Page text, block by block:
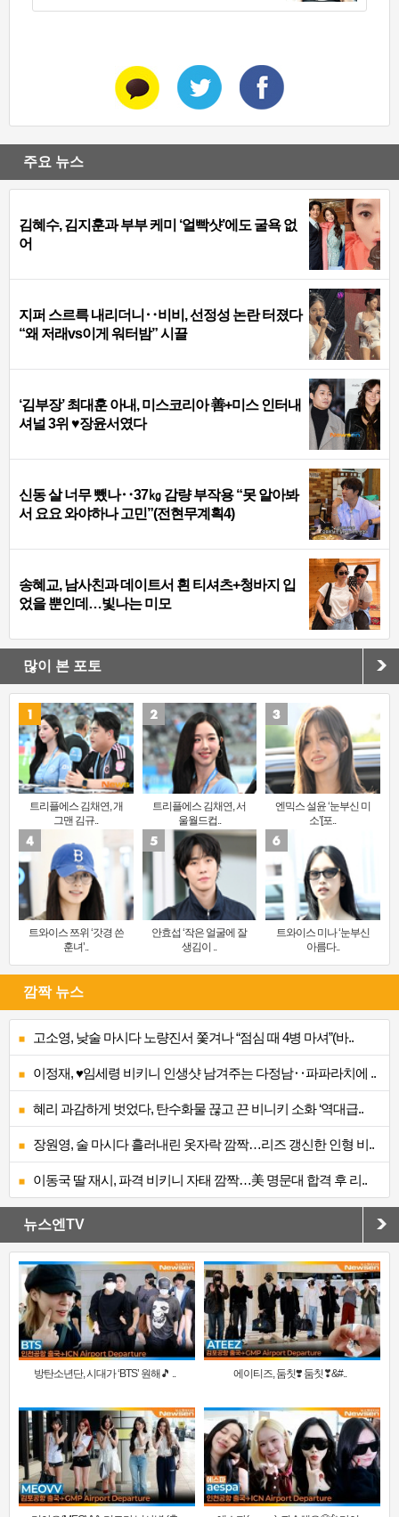
주요 뉴스
김혜수, 김지훈과 부부 케미 ‘얼빡샷’에도 굴욕 없
어
지퍼 스르륵 내리더니‥비비, 선정성 논란 터졌다
“왜 저래vs이게 워터밤” 시끌
‘김부장’ 최대훈 아내, 미스코리아 善+미스 인터내
셔널 3위 ♥장윤서였다
신동 살 너무 뺐나‥37㎏ 감량 부작용 “못 알아봐
서 요요 와야하나 고민”(전현무계획4)
송혜교, 남사친과 데이트서 흰 티셔츠+청바지 입
었을 뿐인데…빛나는 미모
많이 본 포토
트리플에스 김채연, 개
그맨 김규..
트리플에스 김채연, 서
울월드컵..
엔믹스 설윤 ‘눈부신 미
소’[포..
트와이스 쯔위 ‘갓경 쓴
훈녀’..
안효섭 ‘작은 얼굴에 잘
생김이 ..
트와이스 미나 ‘눈부신
아름다..
깜짝 뉴스
고소영, 낮술 마시다 노량진서 쫓겨나 “점심 때 4병 마셔”(바..
이정재, ♥임세령 비키니 인생샷 남겨주는 다정남‥파파라치에 ..
혜리 과감하게 벗었다, 탄수화물 끊고 끈 비니키 소화 ‘역대급..
장원영, 술 마시다 흘러내린 옷자락 깜짝…리즈 갱신한 인형 비..
이동국 딸 재시, 파격 비키니 자태 깜짝…美 명문대 합격 후 리..
뉴스엔TV
방탄소년단, 시대가 ‘BTS’ 원해🎵 .. 에이티즈, 둠칫❣️ 둠칫❣&#..